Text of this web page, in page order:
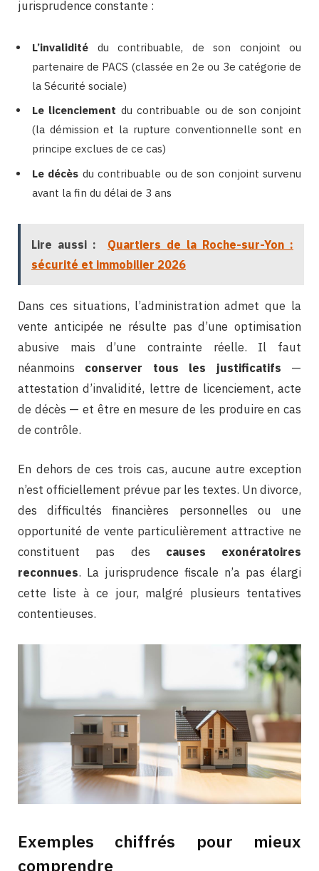
jurisprudence constante :
L’invalidité du contribuable, de son conjoint ou
partenaire de PACS (classée en 2e ou 3e catégorie de
la Sécurité sociale)
Le licenciement du contribuable ou de son conjoint
(la démission et la rupture conventionnelle sont en
principe exclues de ce cas)
Le décès du contribuable ou de son conjoint survenu
avant la fin du délai de 3 ans
Lire aussi :
Quartiers de la Roche-sur-Yon :
sécurité et immobilier 2026
Dans ces situations, l’administration admet que la
vente anticipée ne résulte pas d’une optimisation
abusive mais d’une contrainte réelle. Il faut
néanmoins conserver tous les justificatifs —
attestation d’invalidité, lettre de licenciement, acte
de décès — et être en mesure de les produire en cas
de contrôle.
En dehors de ces trois cas, aucune autre exception
n’est officiellement prévue par les textes. Un divorce,
des difficultés financières personnelles ou une
opportunité de vente particulièrement attractive ne
constituent pas des causes exonératoires
reconnues. La jurisprudence fiscale n’a pas élargi
cette liste à ce jour, malgré plusieurs tentatives
contentieuses.
Exemples chiffrés pour mieux
comprendre